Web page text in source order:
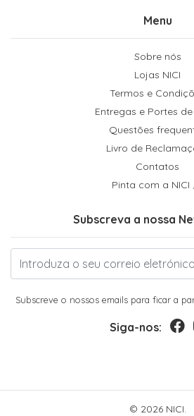
Menu
Sobre nós
Lojas NICI
Termos e
Entregas e Portes
Questões
Livro de
Contatos
Pinta com a
Subscreva a nossa
Subscreve o nossos emails para ficar a
Siga-nos:
© 2026 NICI.